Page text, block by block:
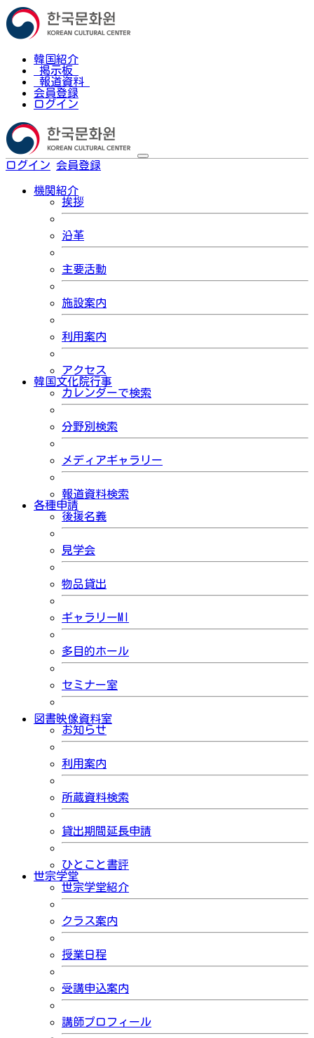
韓国紹介
掲示板
報道資料
会員登録
ログイン
ログイン 会員登録
機関紹介
挨拶
沿革
主要活動
施設案内
利用案内
アクセス
韓国文化院行事
カレンダーで検索
分野別検索
メディアギャラリー
報道資料検索
各種申請
後援名義
見学会
物品貸出
ギャラリーMI
多目的ホール
セミナー室
図書映像資料室
お知らせ
利用案内
所蔵資料検索
貸出期間延長申請
ひとこと書評
世宗学堂
世宗学堂紹介
クラス案内
授業日程
受講申込案内
講師プロフィール